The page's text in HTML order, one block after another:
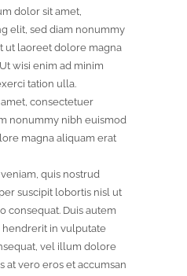
dolor sit amet,
elit, sed diam nonummy
ut laoreet dolore magna
wisi enim ad minim
tation ulla.
consectetuer
nonummy nibh euismod
magna aliquam erat
quis nostrud
suscipit lobortis nisl ut
consequat. Duis autem
in vulputate
vel illum dolore
at vero eros et accumsan